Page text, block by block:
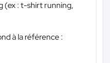
(ex : t-shirt running,
à la référence :